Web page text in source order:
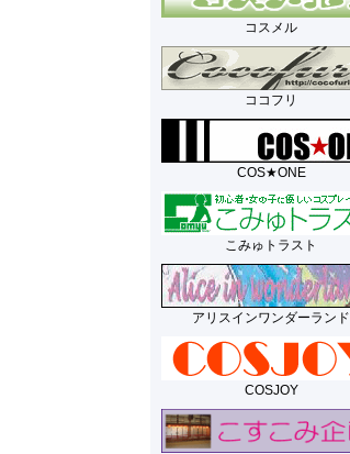
コスメル
ココフリ
COS★ONE
こみゅトラスト
アリスインワンダーランド
COSJOY